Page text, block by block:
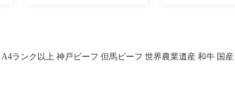
ランク以上 神戸ビーフ 但馬ビーフ 世界農業遺産 和牛 国